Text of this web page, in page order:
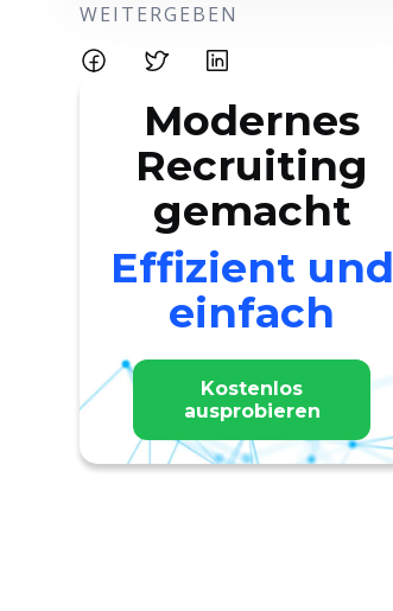
WEITERGEBEN
Modernes
Recruiting
gemacht
Effizient und
einfach
Kostenlos
ausprobieren